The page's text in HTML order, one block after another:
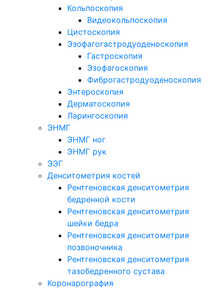
Кольпоскопия
Видеокольпоскопия
Цистоскопия
Эзофагогастродуоденоскопия
Гастроскопия
Эзофагоскопия
Фиброгастродуоденоскопия
Энтероскопия
Дерматоскопия
Ларингоскопия
ЭНМГ
ЭНМГ ног
ЭНМГ рук
ЭЭГ
Денситометрия костей
Рентгеновская денситометрия
бедренной кости
Рентгеновская денситометрия
шейки бедра
Рентгеновская денситометрия
позвоночника
Рентгеновская денситометрия
тазобедренного сустава
Коронарография